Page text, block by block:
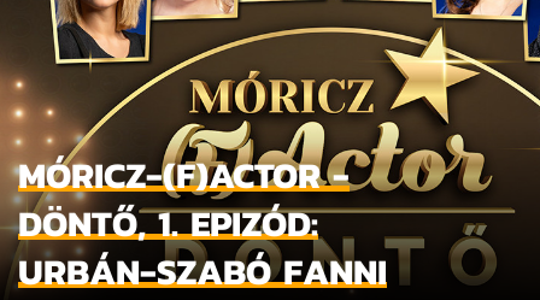
MÓRICZ-(F)ACTOR -
DÖNTŐ, 1. EPIZÓD:
URBÁN-SZABÓ FANNI